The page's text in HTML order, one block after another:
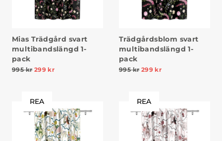
Mias Trädgård svart
multibandslängd 1-
pack
995kr 299kr
Trädgårdsblom svart
multibandslängd 1-
pack
995kr 299kr
REA REA